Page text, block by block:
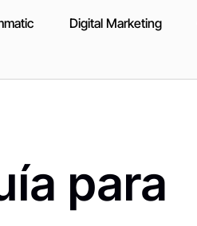
Digital Marketing
para